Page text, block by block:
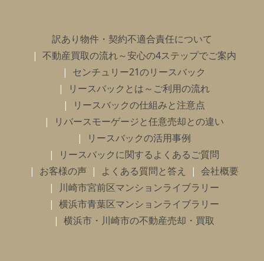
訳あり物件・契約不適合責任について
不動産買取の流れ～安心の4ステップでご案内
センチュリー21のリースバック
リースバックとは～ご利用の流れ
リースバックの仕組みと注意点
リバースモーゲージと任意売却との違い
リースバックの活用事例
リースバックに関するよくあるご質問
お客様の声
よくある質問と答え
会社概要
川崎市宮前区マンションライブラリー
横浜市青葉区マンションライブラリー
横浜市・川崎市の不動産売却・買取